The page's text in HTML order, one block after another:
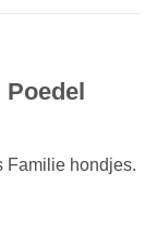
Poedel
Familie hondjes.